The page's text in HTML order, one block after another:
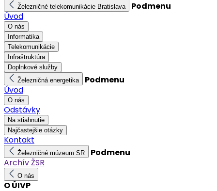
Železničné telekomunikácie Bratislava
Podmenu
Úvod
O nás
Informatika
Telekomunikácie
Infraštruktúra
Doplnkové služby
Železničná energetika
Podmenu
Úvod
O nás
Odstávky
Na stiahnutie
Najčastejšie otázky
Kontakt
Železničné múzeum SR
Podmenu
Archív ŽSR
O nás
O ÚIVP